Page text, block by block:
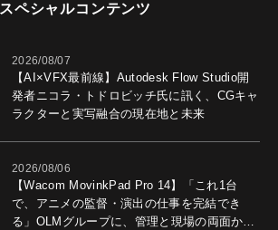
スペシャルコンテンツ
2026/08/07
【AI×VFX最前線】Autodesk Flow Studio開
発者ニコラ・トドロビッチ氏に訊く、CGキャ
ラクターと実写融合の現在地と未来
2026/08/06
【Wacom MovinkPad Pro 14】「これ1台
で、アニメの監督・演出の仕事を完結でき
る」OLMグループに、管理と現場の両面から